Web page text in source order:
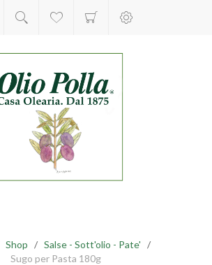
Shop / Salse - Sott'olio - Pate' /
Sugo per Pasta 180g